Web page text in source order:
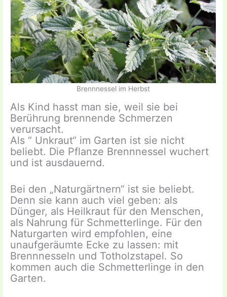
Brennnessel im Herbst
Als Kind hasst man sie, weil sie bei
Berührung brennende Schmerzen
verursacht.
Als “ Unkraut“ im Garten ist sie nicht
beliebt. Die Pflanze Brennnessel wuchert
und ist ausdauernd.
Bei den „Naturgärtnern“ ist sie beliebt.
Denn sie kann auch viel geben: als
Dünger, als Heilkraut für den Menschen,
als Nahrung für Schmetterlinge. Für den
Naturgarten wird empfohlen, eine
unaufgeräumte Ecke zu lassen: mit
Brennnesseln und Totholzstapel. So
kommen auch die Schmetterlinge in den
Garten.